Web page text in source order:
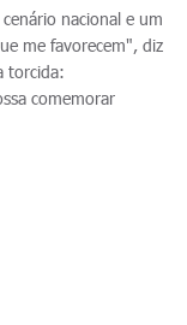
nacional e um
me favorecem", diz
torcida:
comemorar